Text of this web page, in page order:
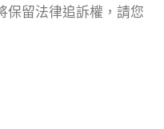
保留法律追訴權，請您